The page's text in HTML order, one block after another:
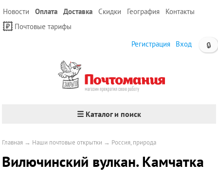
Новости Оплата Доставка Скидки География
Контакты
Почтовые тарифы
🔒
Регистрация Вход
☰ Каталог и поиск
Главная → Наши почтовые открытки → Россия, природа
Вилючинский вулкан. Камчатка